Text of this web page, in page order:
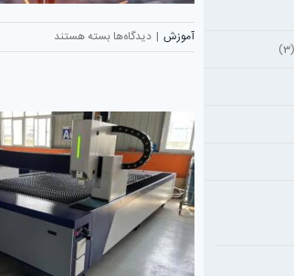
آموزش | دیدگاه‌ها برای
انواع
دستگاه
برش
فلزات
بسته هستند
(3)